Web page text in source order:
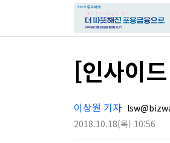
[인사이
이상원 기자
2018.10.18(목) 10:56